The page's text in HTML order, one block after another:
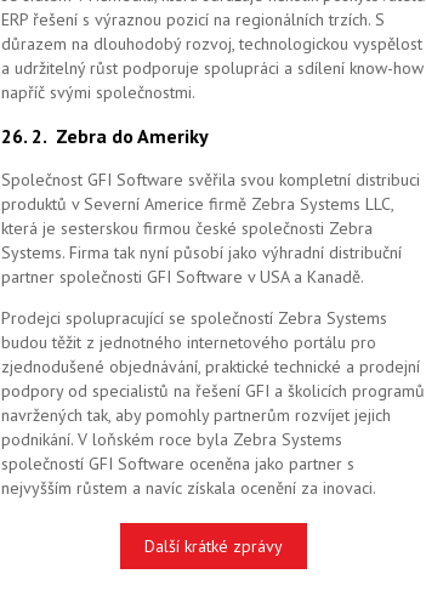
ERP řešení s výraznou pozicí na regionálních trzích. S
důrazem na dlouhodobý rozvoj, technologickou vyspělost
a udržitelný růst podporuje spolupráci a sdílení know-how
napříč svými společnostmi.
26. 2. Zebra do Ameriky
Společnost GFI Software svěřila svou kompletní distribuci
produktů v Severní Americe firmě Zebra Systems LLC,
která je sesterskou firmou české společnosti Zebra
Systems. Firma tak nyní působí jako výhradní distribuční
partner společnosti GFI Software v USA a Kanadě.
Prodejci spolupracující se společností Zebra Systems
budou těžit z jednotného internetového portálu pro
zjednodušené objednávání, praktické technické a prodejní
podpory od specialistů na řešení GFI a školicích programů
navržených tak, aby pomohly partnerům rozvíjet jejich
podnikání. V loňském roce byla Zebra Systems
společností GFI Software oceněna jako partner s
nejvyšším růstem a navíc získala ocenění za inovaci.
Další krátké zprávy